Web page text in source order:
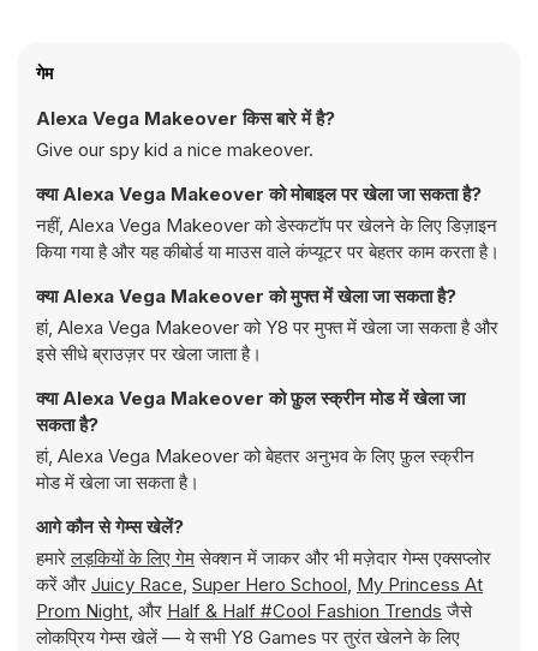
गेम
Alexa Vega Makeover किस बारे में है?
Give our spy kid a nice makeover.
क्या Alexa Vega Makeover को मोबाइल पर खेला जा सकता है?
नहीं, Alexa Vega Makeover को डेस्कटॉप पर खेलने के लिए डिज़ाइन
किया गया है और यह कीबोर्ड या माउस वाले कंप्यूटर पर बेहतर काम करता है।
क्या Alexa Vega Makeover को मुफ्त में खेला जा सकता है?
हां, Alexa Vega Makeover को Y8 पर मुफ्त में खेला जा सकता है और
इसे सीधे ब्राउज़र पर खेला जाता है।
क्या Alexa Vega Makeover को फ़ुल स्क्रीन मोड में खेला जा
सकता है?
हां, Alexa Vega Makeover को बेहतर अनुभव के लिए फ़ुल स्क्रीन
मोड में खेला जा सकता है।
आगे कौन से गेम्स खेलें?
हमारेलड़कियों के लिए गेमसेक्शन में जाकर और भी मज़ेदार गेम्स एक्सप्लोर
करें और Juicy Race, Super Hero School, My Princess At
Prom Night, और Half & Half #Cool Fashion Trends जैसे
लोकप्रिय गेम्स खेलें — ये सभी Y8 Games पर तुरंत खेलने के लिए